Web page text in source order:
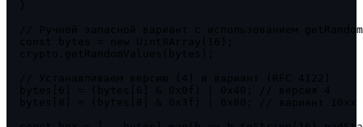
// Ручной запасной вариант с использованием